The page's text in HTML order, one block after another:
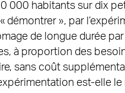
000 habitants sur dix
démontrer », par
de longue durée
à proportion des
sans coût
est-elle